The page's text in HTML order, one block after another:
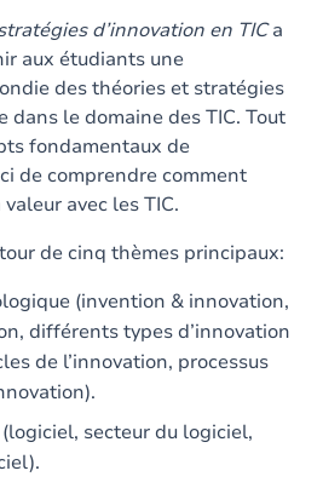
d’innovation en TICa
aux étudiants une
des théories et stratégies
dans le domaine des TIC. Tout
fondamentaux de
de comprendre comment
avec les TIC.
de cinq thèmes principaux:
(invention & innovation,
différents types d’innovation
de l’innovation, processus
secteur du logiciel,